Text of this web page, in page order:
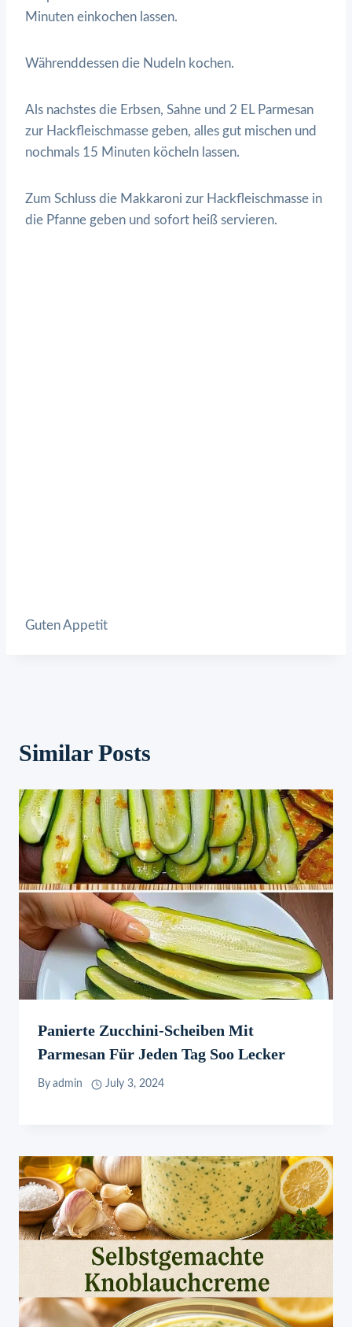
Minuten einkochen lassen.
Währenddessen die Nudeln kochen.
Als nachstes die Erbsen, Sahne und 2 EL Parmesan
zur Hackfleischmasse geben, alles gut mischen und
nochmals 15 Minuten köcheln lassen.
Zum Schluss die Makkaroni zur Hackfleischmasse in
die Pfanne geben und sofort heiß servieren.
Guten Appetit
Similar Posts
Panierte Zucchini-Scheiben Mit
Parmesan Für Jeden Tag Soo Lecker
By admin July 3, 2024